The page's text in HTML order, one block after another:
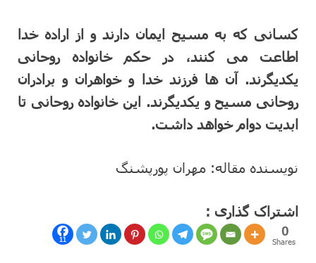
کسانی که به مسیح ایمان دارند و از اراده خدا
اطاعت می کنند، در حکم خانواده روحانی
یکدیگرند. آن ها فرزند خدا و خواهران و برادران
روحانی مسیح و یکدیگرند. این خانواده روحانی تا
ابدیت دوام خواهد داشت.
نویسنده مقاله: مهران پورپشنگ
اشتراک گذاری :
11
0
Shares